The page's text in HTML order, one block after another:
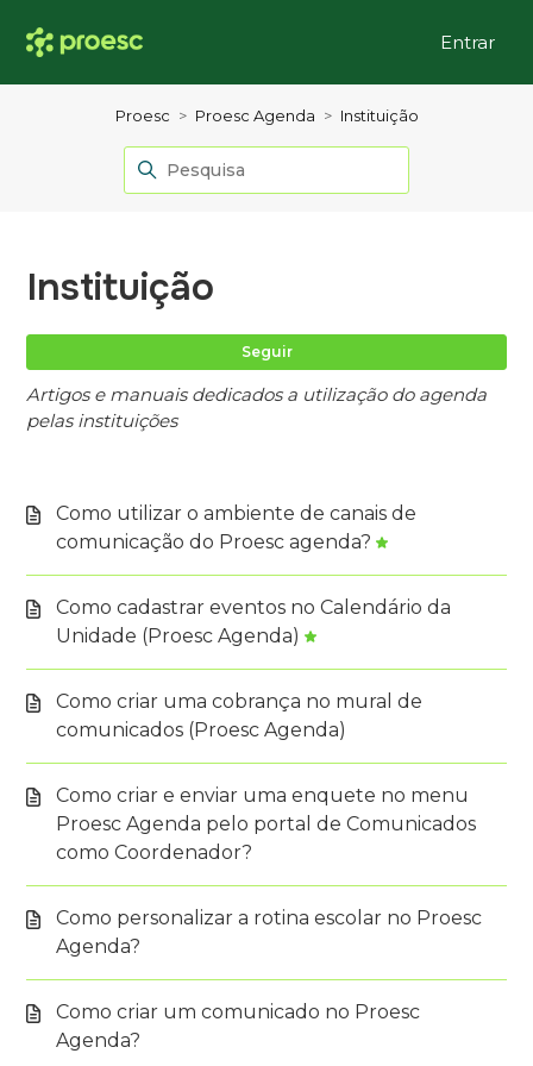
Entrar
Proesc Proesc Agenda Instituição
Instituição
Seguir
Artigos e manuais dedicados a utilização do agenda
pelas instituições
Como utilizar o ambiente de canais de
comunicação do Proesc agenda?
Como cadastrar eventos no Calendário da
Unidade (Proesc Agenda)
Como criar uma cobrança no mural de
comunicados (Proesc Agenda)
Como criar e enviar uma enquete no menu
Proesc Agenda pelo portal de Comunicados
como Coordenador?
Como personalizar a rotina escolar no Proesc
Agenda?
Como criar um comunicado no Proesc
Agenda?